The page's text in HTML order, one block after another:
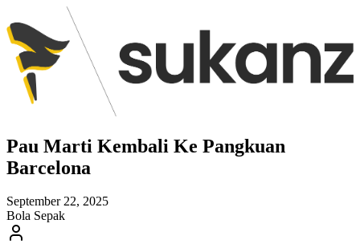
Pau Marti Kembali Ke Pangkuan
Barcelona
September 22, 2025
Bola Sepak